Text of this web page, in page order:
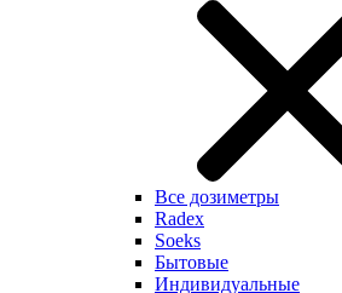
Все дозиметры
Radex
Soeks
Бытовые
Индивидуальные